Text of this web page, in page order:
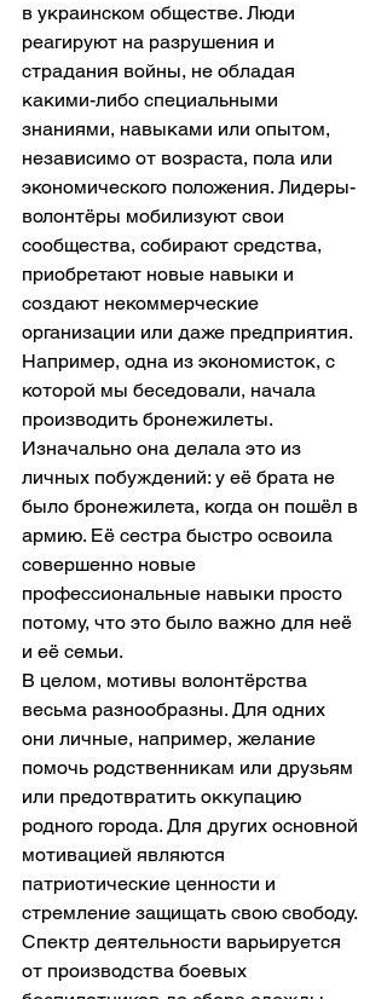
в украинском обществе. Люди
реагируют на разрушения и
страдания войны, не обладая
какими-либо специальными
знаниями, навыками или опытом,
независимо от возраста, пола или
экономического положения. Лидеры-
волонтёры мобилизуют свои
сообщества, собирают средства,
приобретают новые навыки и
создают некоммерческие
организации или даже предприятия.
Например, одна из экономисток, с
которой мы беседовали, начала
производить бронежилеты.
Изначально она делала это из
личных побуждений: у её брата не
было бронежилета, когда он пошёл в
армию. Её сестра быстро освоила
совершенно новые
профессиональные навыки просто
потому, что это было важно для неё
и её семьи.
В целом, мотивы волонтёрства
весьма разнообразны. Для одних
они личные, например, желание
помочь родственникам или друзьям
или предотвратить оккупацию
родного города. Для других основной
мотивацией являются
патриотические ценности и
стремление защищать свою свободу.
Спектр деятельности варьируется
от производства боевых